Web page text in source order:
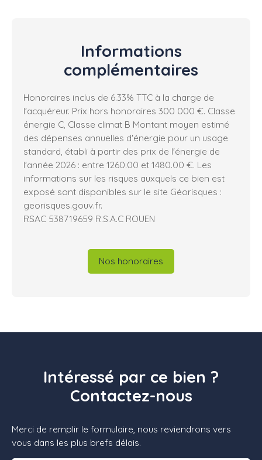
Informations
complémentaires
Honoraires inclus de 6.33% TTC à la charge de
l'acquéreur. Prix hors honoraires 300 000 €. Classe
énergie C, Classe climat B Montant moyen estimé
des dépenses annuelles d'énergie pour un usage
standard, établi à partir des prix de l'énergie de
l'année 2026 : entre 1260.00 et 1480.00 €. Les
informations sur les risques auxquels ce bien est
exposé sont disponibles sur le site Géorisques :
georisques.gouv.fr.
RSAC 538719659 R.S.A.C ROUEN
Nos honoraires
Intéressé par ce bien ?
Contactez-nous
Merci de remplir le formulaire, nous reviendrons vers
vous dans les plus brefs délais.